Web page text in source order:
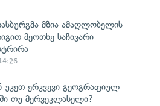
მზია ამაღლობელის
მეოთხე საჩივარი
უკეთ ერკვევი გეოგრაფიულ
თუ მერვეკლასელი?